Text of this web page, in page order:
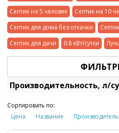
Септик на 5 человек
Септик на 10
Септик для дома без откачки
Септик для дачи
0.8 кВт/сутки
Производительность, л/
Сортировать по:
Цена
Название